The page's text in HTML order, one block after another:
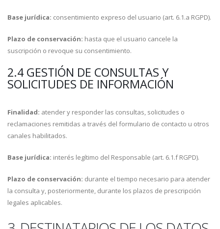
Base jurídica: consentimiento expreso del usuario (art. 6.1.a RGPD).
Plazo de conservación: hasta que el usuario cancele la
suscripción o revoque su consentimiento.
2.4 GESTIÓN DE CONSULTAS Y
SOLICITUDES DE INFORMACIÓN
Finalidad: atender y responder las consultas, solicitudes o
reclamaciones remitidas a través del formulario de contacto u otros
canales habilitados.
Base jurídica: interés legítimo del Responsable (art. 6.1.f RGPD).
Plazo de conservación: durante el tiempo necesario para atender
la consulta y, posteriormente, durante los plazos de prescripción
legales aplicables.